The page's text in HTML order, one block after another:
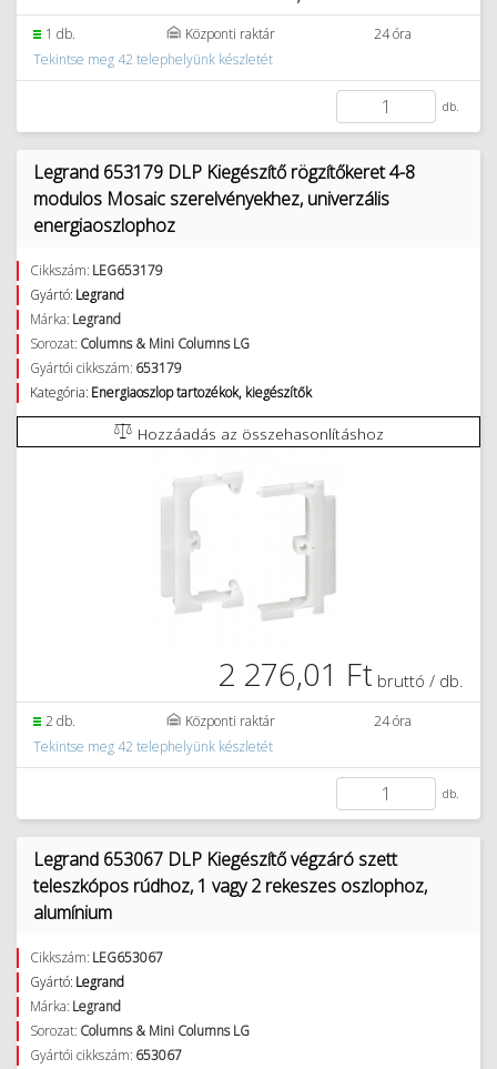
1 db. Központi raktár
24 óra
Tekintse meg 42 telephelyünk készletét
db.
Legrand 653179 DLP Kiegészítő rögzítőkeret 4-8
modulos Mosaic szerelvényekhez, univerzális
energiaoszlophoz
Cikkszám: LEG653179
Gyártó: Legrand
Márka: Legrand
Sorozat: Columns & Mini Columns LG
Gyártói cikkszám: 653179
Kategória: Energiaoszlop tartozékok, kiegészítők
Hozzáadás az összehasonlításhoz
2 276,01 Ft bruttó / db.
2 db. Központi raktár
24 óra
Tekintse meg 42 telephelyünk készletét
db.
Legrand 653067 DLP Kiegészítő végzáró szett
teleszkópos rúdhoz, 1 vagy 2 rekeszes oszlophoz,
alumínium
Cikkszám: LEG653067
Gyártó: Legrand
Márka: Legrand
Sorozat: Columns & Mini Columns LG
Gyártói cikkszám: 653067